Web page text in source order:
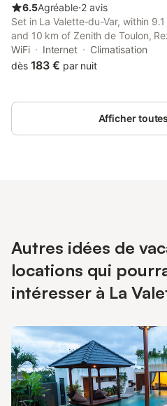
6.5Agréable⋅2 avis
Set in La Valette-du-Var, within
and 10 km of Zenith de Toulon,
Jardin Privatif Domaine des
with free WiFi, air conditioning and
WiFi Internet
Climatisation
dès 183 € par nuit
Afficher
Autres idées de
locations qui
intéresser à La